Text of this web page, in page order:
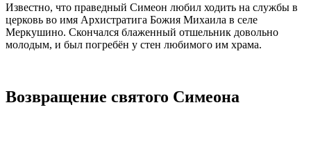
Известно, что праведный Симеон любил ходить на службы в
церковь во имя Архистратига Божия Михаила в селе
Меркушино. Скончался блаженный отшельник довольно
молодым, и был погребён у стен любимого им храма.
Возвращение святого Симеона